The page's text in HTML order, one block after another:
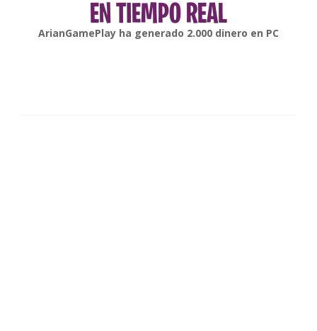
EN TIEMPO REAL
gonsabellaha generado6.000dinero enAndroid